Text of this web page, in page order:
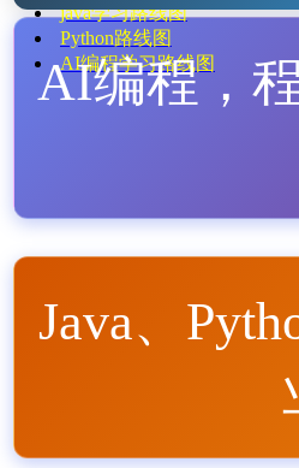
java学习路线图
Python路线图
AI编程学习路线图
AI编程，
Java、